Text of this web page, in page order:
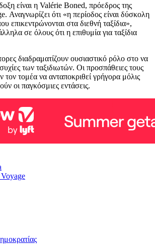
είναι η Valérie Boned, πρόεδρος της
Αναγνωρίζει ότι «η περίοδος είναι δύσκολη
επικεντρώνονται στα διεθνή ταξίδια»,
σε όλους ότι η επιθυμία για ταξίδια
διαδραματίζουν ουσιαστικό ρόλο στο να
των ταξιδιωτών. Οι προσπάθειες τους
τον τομέα να ανταποκριθεί γρήγορα μόλις
οι παγκόσμιες εντάσεις.